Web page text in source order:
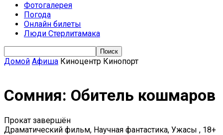
Фотогалерея
Погода
Онлайн билеты
Люди Стерлитамака
Домой Афиша Киноцентр Кинопорт
Сомния: Обитель кошмаров
Прокат завершён
Драматический фильм, Научная фантастика, Ужасы , 18+